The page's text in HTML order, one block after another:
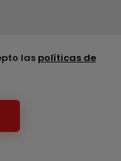
las políticas de